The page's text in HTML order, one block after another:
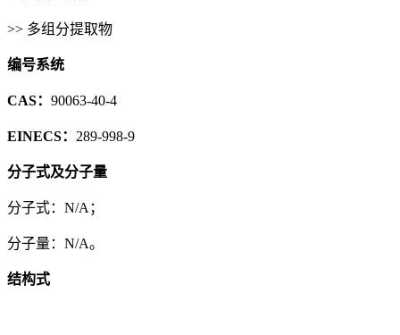
>> 多组分提取物
编号系统
CAS： 90063-40-4
EINECS： 289-998-9
分子式及分子量
分子式：N/A；
分子量：N/A。
结构式